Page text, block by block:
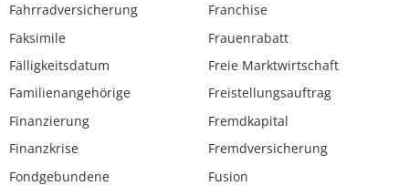
Fahrradversicherung
Faksimile
Fälligkeitsdatum
Familienangehörige
Finanzierung
Finanzkrise
Fondgebundene
Franchise
Frauenrabatt
Freie Marktwirtschaft
Freistellungsauftrag
Fremdkapital
Fremdversicherung
Fusion